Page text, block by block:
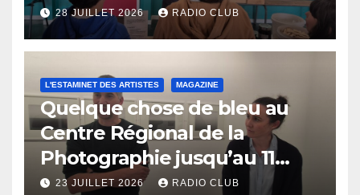
28 JUILLET 2026 RADIO CLUB
L'ESTAMINET DES ARTISTES MAGAZINE
Quelque chose de bleu au
Centre Régional de la
Photographie jusqu’au 11
octobre
23 JUILLET 2026 RADIO CLUB